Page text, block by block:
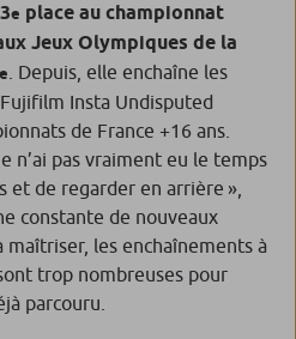
e place au championnat
Jeux Olympiques de la
e
. Depuis, elle enchaîne les
Insta Undisputed
de France +16 ans.
n’ai pas vraiment eu le temps
et de regarder en arrière »,
constante de nouveaux
les enchaînements à
trop nombreuses pour
parcouru.